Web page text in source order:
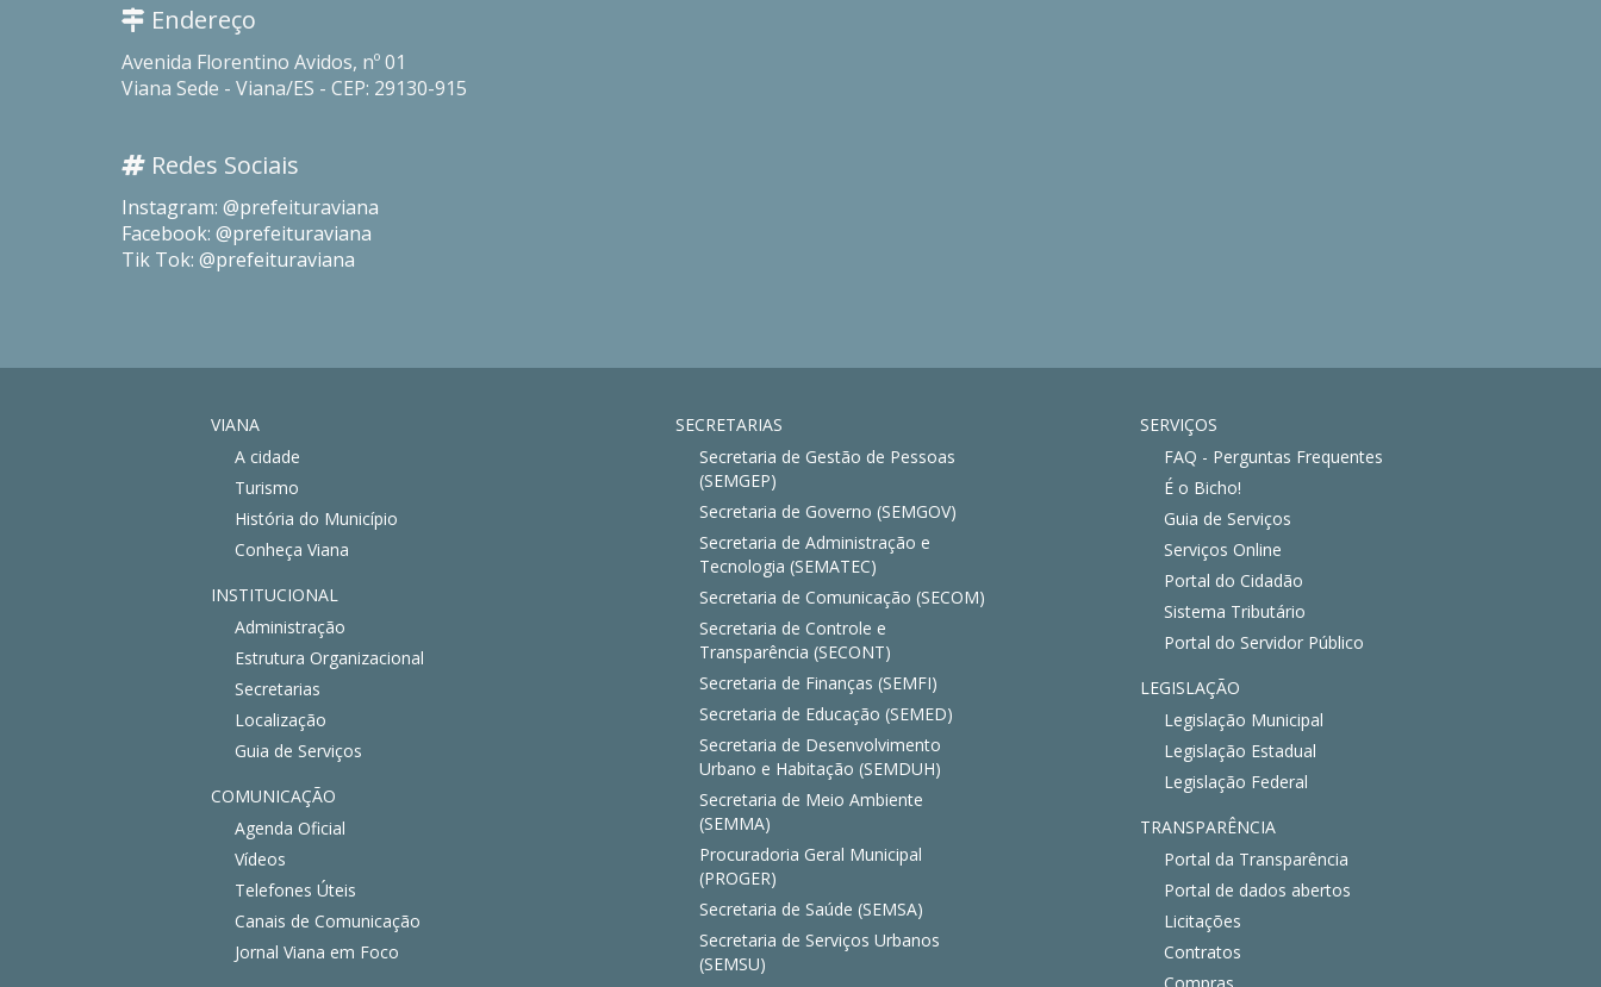
Endereço
Avenida Florentino Avidos, nº 01
Viana Sede - Viana/ES - CEP: 29130-915
Redes Sociais
Instagram: @prefeituraviana
Facebook: @prefeituraviana
Tik Tok: @prefeituraviana
VIANA
A cidade
Turismo
História do Município
Conheça Viana
INSTITUCIONAL
Administração
Estrutura Organizacional
Secretarias
Localização
Guia de Serviços
COMUNICAÇÃO
Agenda Oficial
Vídeos
Telefones Úteis
Canais de Comunicação
Jornal Viana em Foco
SECRETARIAS
Secretaria de Gestão de Pessoas
(SEMGEP)
Secretaria de Governo (SEMGOV)
Secretaria de Administração e
Tecnologia (SEMATEC)
Secretaria de Comunicação (SECOM)
Secretaria de Controle e
Transparência (SECONT)
Secretaria de Finanças (SEMFI)
Secretaria de Educação (SEMED)
Secretaria de Desenvolvimento
Urbano e Habitação (SEMDUH)
Secretaria de Meio Ambiente
(SEMMA)
Procuradoria Geral Municipal
(PROGER)
Secretaria de Saúde (SEMSA)
Secretaria de Serviços Urbanos
(SEMSU)
SERVIÇOS
FAQ - Perguntas Frequentes
É o Bicho!
Guia de Serviços
Serviços Online
Portal do Cidadão
Sistema Tributário
Portal do Servidor Público
LEGISLAÇÃO
Legislação Municipal
Legislação Estadual
Legislação Federal
TRANSPARÊNCIA
Portal da Transparência
Portal de dados abertos
Licitações
Contratos